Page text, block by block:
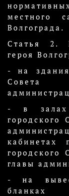
местного
Волгограда.
Статья 2.
героя
- на
Совета
- в залах
городского
кабинетах
городского
главы
- на